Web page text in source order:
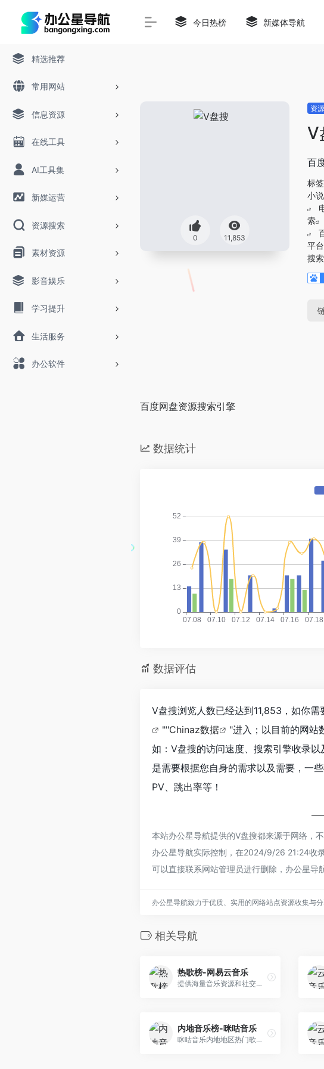
精选推荐
常用网站
信息资源
在线工具
AI工具集
新媒运营
资源搜索
素材资源
影音娱乐
学习提升
生活服务
办公软件
今日热榜 新媒体导航
0 11,853
资
V
百
标签
小
索
平台
搜索
百度网盘资源搜索引擎
数据统计
数据评估
V盘搜浏览人数已经达到11,853，如你
""Chinaz数据
"进入；以目前的网站
如：V盘搜的访问速度、搜索引擎收录
是需要根据您自身的需求以及需要，一
PV、跳出率等！
本站办公星导航提供的V盘搜都来源于网络，
办公星导航实际控制，在2024/9/26 21:24收
可以直接联系网站管理员进行删除，办公星导
办公星导航致力于优质、实用的网络站点资源收集与分
相关导航
热歌榜-网易云音乐
提供海量音乐资源和社交互动的音乐平台
内地音乐榜-咪咕音乐
咪咕音乐内地地区热门歌曲排行榜